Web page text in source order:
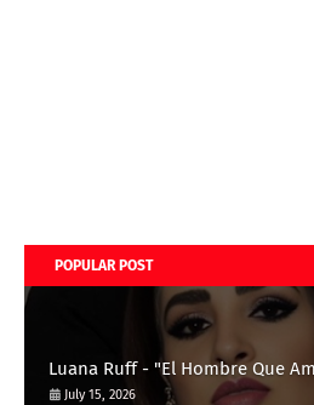
POPULAR POST
Luana Ruff - "El Hombre Que
July 15, 2026